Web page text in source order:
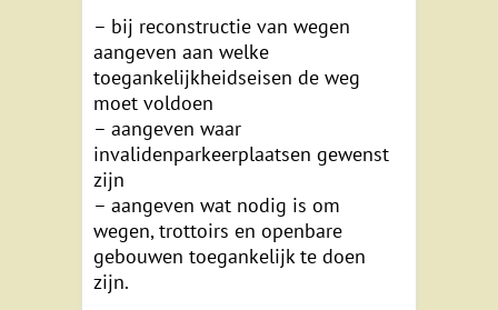
– bij reconstructie van wegen
aangeven aan welke
toegankelijkheidseisen de weg
moet voldoen
– aangeven waar
invalidenparkeerplaatsen gewenst
zijn
– aangeven wat nodig is om
wegen, trottoirs en openbare
gebouwen toegankelijk te doen
zijn.